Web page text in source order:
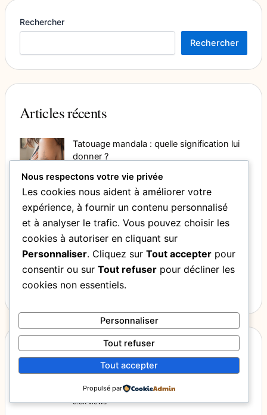
Rechercher
Rechercher
Articles récents
Tatouage mandala : quelle signification lui
donner ?
Tatouage clavicule femme : idées, douleur et
placement
Tatouage loup : quelle signification lui donner ?
Tatouage cuisse femme : idées et conseils avant de
choisir
Tatouage cheville femme : idées et conseils avant de
choisir
Articles populaires
Pourquoi ton ongle se fend verticalement
et comment le réparer ?
9.8k views
Nous respectons votre vie privée
Les cookies nous aident à améliorer votre
expérience, à fournir un contenu personnalisé
et à analyser le trafic. Vous pouvez choisir les
cookies à autoriser en cliquant sur
Personnaliser. Cliquez sur Tout accepter pour
consentir ou sur Tout refuser pour décliner les
cookies non essentiels.
Personnaliser
Tout refuser
Tout accepter
Propulsé par